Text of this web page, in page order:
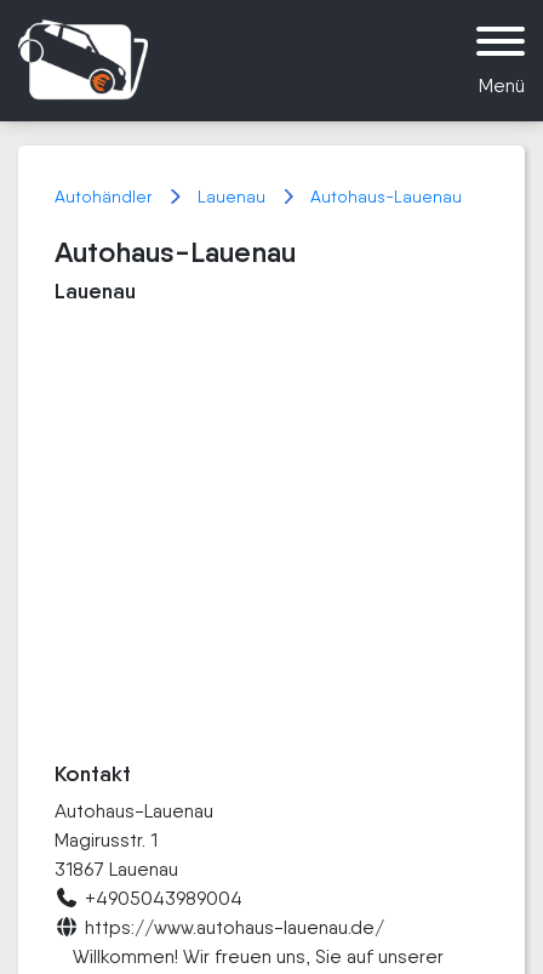
Menü
Autohändler Lauenau Autohaus-Lauenau
Autohaus-Lauenau
Lauenau
Kontakt
Autohaus-Lauenau
Magirusstr. 1
31867 Lauenau
+4905043989004
https://www.autohaus-lauenau.de/
Willkommen! Wir freuen uns, Sie auf unserer